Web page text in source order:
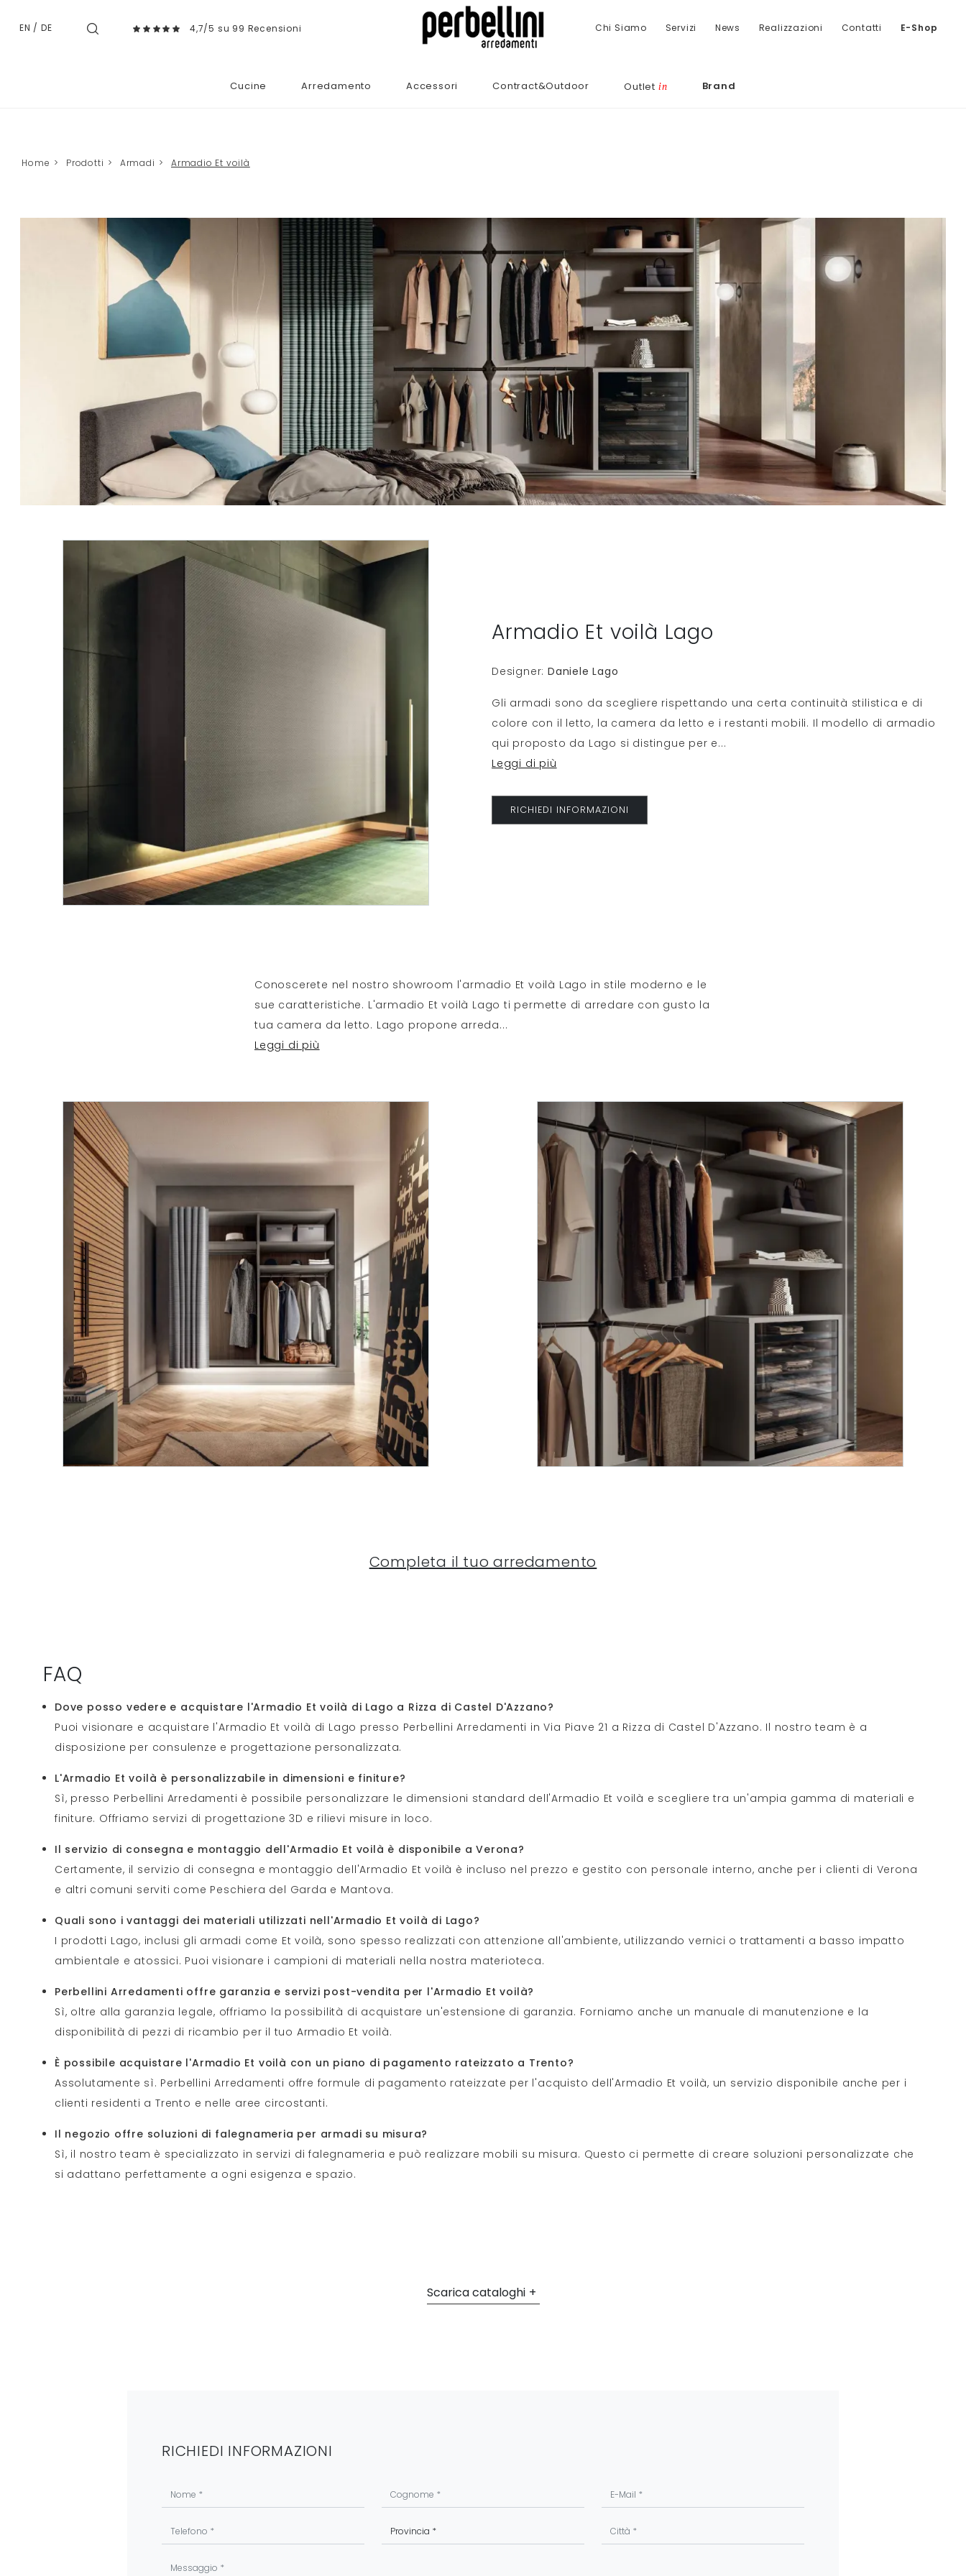
Chi Siamo Servizi News Realizzazioni Contatti E-Shop
EN / DE 4,7/5 su 99 Recensioni
Cucine Arredamento Accessori Contract&Outdoor Outlet in Brand
Home > Prodotti > Armadi > Armadio Et voilà
Armadio Et voilà Lago
Designer: Daniele Lago
Gli armadi sono da scegliere rispettando una certa continuità stilistica e di
colore con il letto, la camera da letto e i restanti mobili. Il modello di armadio
qui proposto da Lago si distingue per e...
Leggi di più
RICHIEDI INFORMAZIONI
Conoscerete nel nostro showroom l'armadio Et voilà Lago in stile moderno e le
sue caratteristiche. L'armadio Et voilà Lago ti permette di arredare con gusto la
tua camera da letto. Lago propone arreda...
Leggi di più
Completa il tuo arredamento
FAQ
Dove posso vedere e acquistare l'Armadio Et voilà di Lago a Rizza di Castel D'Azzano?
Puoi visionare e acquistare l'Armadio Et voilà di Lago presso Perbellini Arredamenti in Via Piave 21 a Rizza di Castel D'Azzano. Il nostro team è a
disposizione per consulenze e progettazione personalizzata.
L'Armadio Et voilà è personalizzabile in dimensioni e finiture?
Sì, presso Perbellini Arredamenti è possibile personalizzare le dimensioni standard dell'Armadio Et voilà e scegliere tra un'ampia gamma di materiali e
finiture. Offriamo servizi di progettazione 3D e rilievi misure in loco.
Il servizio di consegna e montaggio dell'Armadio Et voilà è disponibile a Verona?
Certamente, il servizio di consegna e montaggio dell'Armadio Et voilà è incluso nel prezzo e gestito con personale interno, anche per i clienti di Verona
e altri comuni serviti come Peschiera del Garda e Mantova.
Quali sono i vantaggi dei materiali utilizzati nell'Armadio Et voilà di Lago?
I prodotti Lago, inclusi gli armadi come Et voilà, sono spesso realizzati con attenzione all'ambiente, utilizzando vernici o trattamenti a basso impatto
ambientale e atossici. Puoi visionare i campioni di materiali nella nostra materioteca.
Perbellini Arredamenti offre garanzia e servizi post-vendita per l'Armadio Et voilà?
Sì, oltre alla garanzia legale, offriamo la possibilità di acquistare un'estensione di garanzia. Forniamo anche un manuale di manutenzione e la
disponibilità di pezzi di ricambio per il tuo Armadio Et voilà.
È possibile acquistare l'Armadio Et voilà con un piano di pagamento rateizzato a Trento?
Assolutamente sì. Perbellini Arredamenti offre formule di pagamento rateizzate per l'acquisto dell'Armadio Et voilà, un servizio disponibile anche per i
clienti residenti a Trento e nelle aree circostanti.
Il negozio offre soluzioni di falegnameria per armadi su misura?
Sì, il nostro team è specializzato in servizi di falegnameria e può realizzare mobili su misura. Questo ci permette di creare soluzioni personalizzate che
si adattano perfettamente a ogni esigenza e spazio.
Scarica cataloghi
RICHIEDI INFORMAZIONI